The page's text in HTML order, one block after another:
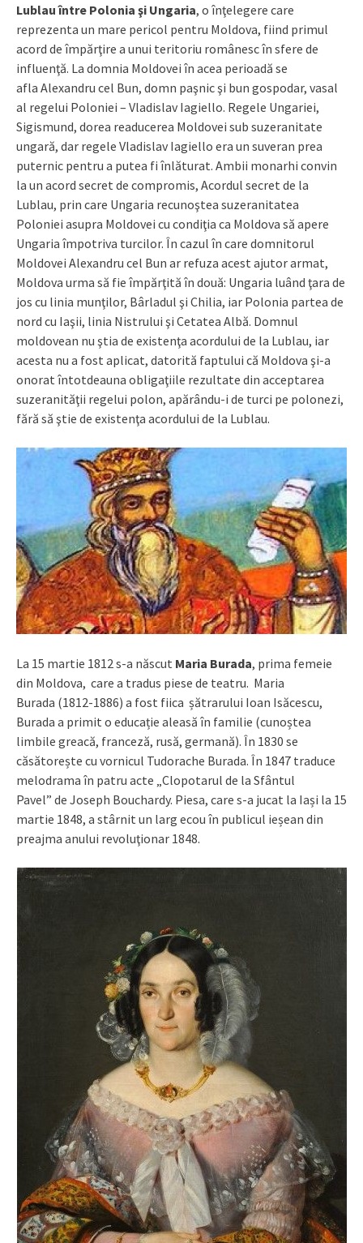
Lublau între Polonia şi Ungaria, o înţelegere care
reprezenta un mare pericol pentru Moldova, fiind primul
acord de împărţire a unui teritoriu românesc în sfere de
influenţă. La domnia Moldovei în acea perioadă se
afla Alexandru cel Bun, domn paşnic şi bun gospodar, vasal
al regelui Poloniei – Vladislav Iagiello. Regele Ungariei,
Sigismund, dorea readucerea Moldovei sub suzeranitate
ungară, dar regele Vladislav Iagiello era un suveran prea
puternic pentru a putea fi înlăturat. Ambii monarhi convin
la un acord secret de compromis, Acordul secret de la
Lublau, prin care Ungaria recunoştea suzeranitatea
Poloniei asupra Moldovei cu condiţia ca Moldova să apere
Ungaria împotriva turcilor. În cazul în care domnitorul
Moldovei Alexandru cel Bun ar refuza acest ajutor armat,
Moldova urma să fie împărţită în două: Ungaria luând ţara de
jos cu linia munţilor, Bârladul şi Chilia, iar Polonia partea de
nord cu Iaşii, linia Nistrului şi Cetatea Albă. Domnul
moldovean nu ştia de existenţa acordului de la Lublau, iar
acesta nu a fost aplicat, datorită faptului că Moldova şi-a
onorat întotdeauna obligaţiile rezultate din acceptarea
suzeranităţii regelui polon, apărându-i de turci pe polonezi,
fără să ştie de existenţa acordului de la Lublau.
La 15 martie 1812 s-a născut Maria Burada, prima femeie
din Moldova, care a tradus piese de teatru. Maria
Burada (1812-1886) a fost fiica șătrarului Ioan Isăcescu,
Burada a primit o educație aleasă în familie (cunoștea
limbile greacă, franceză, rusă, germană). În 1830 se
căsătorește cu vornicul Tudorache Burada. În 1847 traduce
melodrama în patru acte „Clopotarul de la Sfântul
Pavel” de Joseph Bouchardy. Piesa, care s-a jucat la Iași la 15
martie 1848, a stârnit un larg ecou în publicul ieșean din
preajma anului revoluţionar 1848.